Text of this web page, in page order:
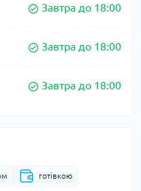
Завтра до 18:00
Завтра до 18:00
Завтра до 18:00
готівкою